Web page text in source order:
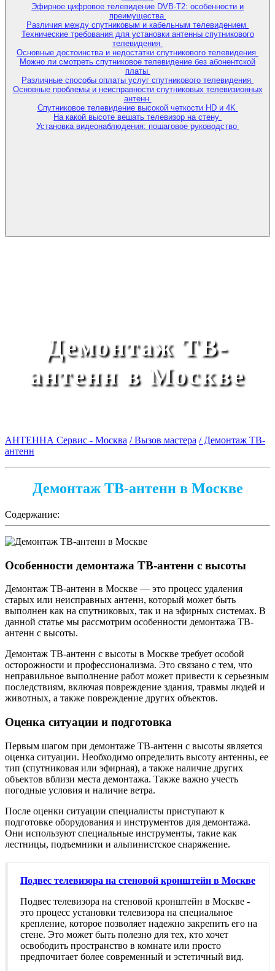
Эфирное цифровое телевидение DVB-T2: особенности и
преимущества
Различия между спутниковым и кабельным телевидением
Технические требования для установки антенны спутникового
телевидения
Основные достоинства и недостатки спутникового телевидения
Можно ли смотреть спутниковое телевидение без абонентской
платы
Различные способы оплаты услуг спутникового телевидения
Основные проблемы и неисправности спутниковых телевизионных
антенн
Спутниковое телевидение высокой четкости HD и 4K
На какой высоте вешать телевизор на стену
Установка видеонаблюдения: пошаговое руководство
Демонтаж ТВ-
антенн в Москве
АНТЕННА Сервис - Москва / Вызов мастера / Демонтаж ТВ-
антенн
Демонтаж ТВ-антенн в Москве
Содержание:
Особенности демонтажа ТВ-антенн с высоты
Демонтаж ТВ-антенн в Москве — это процесс удаления
старых или неисправных антенн, который может быть
выполнен как на спутниковых, так и на эфирных системах. В
данной статье мы рассмотрим особенности демонтажа ТВ-
антенн с высоты.
Демонтаж ТВ-антенн с высоты в Москве требует особой
осторожности и профессионализма. Это связано с тем, что
неправильное выполнение работ может привести к серьезным
последствиям, включая повреждение здания, травмы людей и
животных, а также повреждение других объектов.
Оценка ситуации и подготовка
Первым шагом при демонтаже ТВ-антенн с высоты является
оценка ситуации. Необходимо определить высоту антенны, ее
тип (спутниковая или эфирная), а также наличие других
объектов вблизи места демонтажа. Также важно учесть
погодные условия и наличие ветра.
После оценки ситуации специалисты приступают к
подготовке оборудования и инструментов для демонтажа.
Они используют специальные инструменты, такие как
лестницы, подъемники и альпинистское снаряжение.
Подвес телевизора на стеновой кронштейн в Москве
Подвес телевизора на стеновой кронштейн в Москве -
это процесс установки телевизора на специальное
крепление, которое позволяет надежно закрепить его на
стене. Это может быть полезно для тех, кто хочет
освободить пространство в комнате или просто
предпочитает более современный и эстетичный вид.